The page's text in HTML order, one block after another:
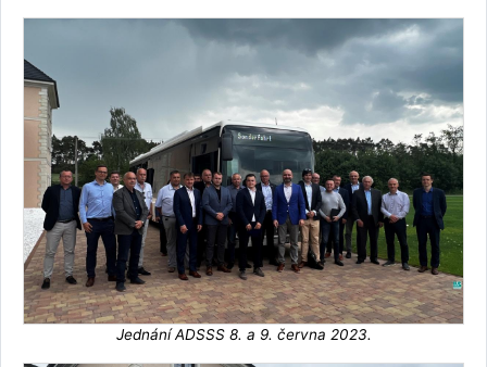
Jednání ADSSS 8. a 9. června 2023.